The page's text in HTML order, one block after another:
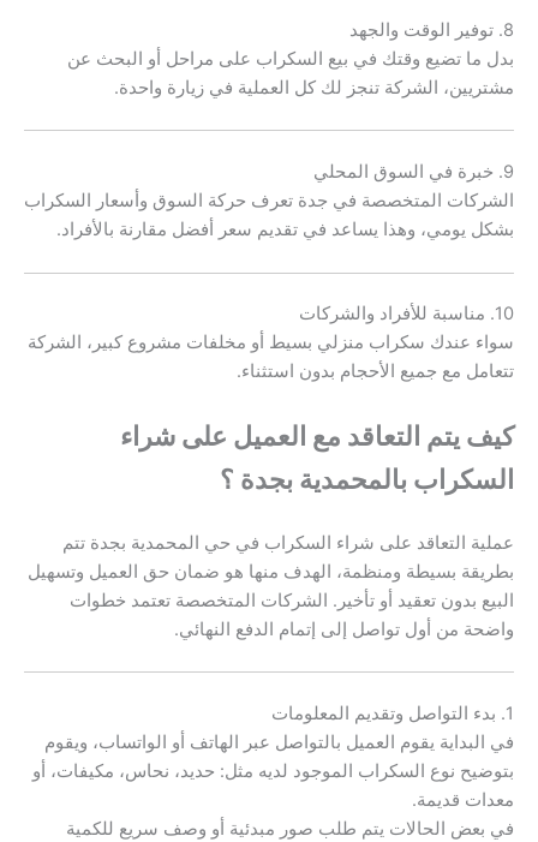
8. توفير الوقت والجهد
بدل ما تضيع وقتك في بيع السكراب على مراحل أو البحث عن
مشتريين، الشركة تنجز لك كل العملية في زيارة واحدة.
9. خبرة في السوق المحلي
الشركات المتخصصة في جدة تعرف حركة السوق وأسعار السكراب
بشكل يومي، وهذا يساعد في تقديم سعر أفضل مقارنة بالأفراد.
10. مناسبة للأفراد والشركات
سواء عندك سكراب منزلي بسيط أو مخلفات مشروع كبير، الشركة
تتعامل مع جميع الأحجام بدون استثناء.
كيف يتم التعاقد مع العميل على شراء
السكراب بالمحمدية بجدة ؟
عملية التعاقد على شراء السكراب في حي المحمدية بجدة تتم
بطريقة بسيطة ومنظمة، الهدف منها هو ضمان حق العميل وتسهيل
البيع بدون تعقيد أو تأخير. الشركات المتخصصة تعتمد خطوات
واضحة من أول تواصل إلى إتمام الدفع النهائي.
1. بدء التواصل وتقديم المعلومات
في البداية يقوم العميل بالتواصل عبر الهاتف أو الواتساب، ويقوم
بتوضيح نوع السكراب الموجود لديه مثل: حديد، نحاس، مكيفات، أو
معدات قديمة.
في بعض الحالات يتم طلب صور مبدئية أو وصف سريع للكمية